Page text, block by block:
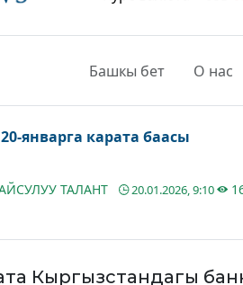
Башкы бет О нас
январга карата баасы
ТАЛАНТ 20.01.2026, 9:10
Кыргызстандагы